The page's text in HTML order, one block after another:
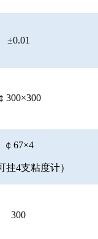
±0.01
300×300
￠67×4
挂4支粘度计）
300